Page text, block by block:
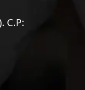
C.P: